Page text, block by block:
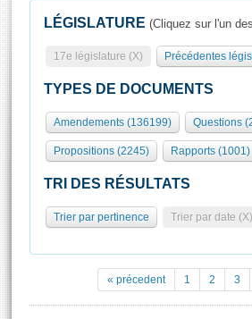
Présidence
577 députés
Groupes politiques
Séance publique
Commissions et autres organes
Europe et International
Pétitions
Rôle et pouvoirs de l'Assemblée
Organisation de l'Assemblée
Présidence Conférence des Présidents
Statistiques et chiffres clés
Documents de référence
( Constitution | Règlement de
Visiter l'Assemblée
Visite virtuelle du palais
Assister à une séance
La Bibliothèque
LÉGISLATURE (Cliquez sur l'un
17e législature (X) Précédentes
TYPES DE DOCUMENTS
Amendements (136199) Questions
Propositions (2245) Rapports (1001)
TRI DES RÉSULTATS
Trier par pertinence Trier par date (X)
« précedent 1 2 3